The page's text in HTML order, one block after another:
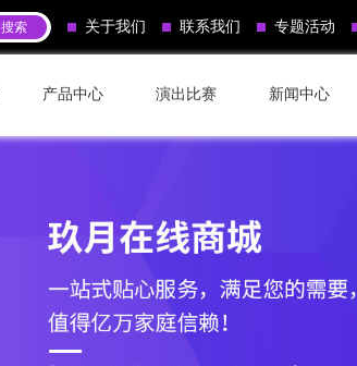
关于我们 联系我们 专题活动
产品中心 演出比赛 新闻中心